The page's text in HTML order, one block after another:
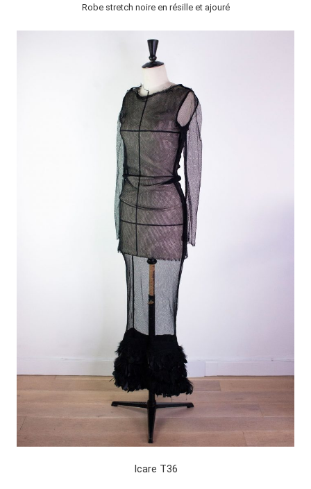
Robe stretch noire en résille et ajouré
Icare T36